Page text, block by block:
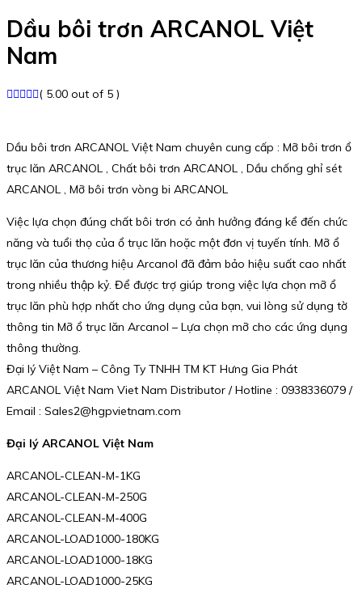
Dầu bôi trơn ARCANOL Việt
Nam
( 5.00 out of 5 )
Dầu bôi trơn ARCANOL Việt Nam chuyên cung cấp : Mỡ bôi trơn ổ
trục lăn ARCANOL , Chất bôi trơn ARCANOL , Dầu chống ghỉ sét
ARCANOL , Mỡ bôi trơn vòng bi ARCANOL
Việc lựa chọn đúng chất bôi trơn có ảnh hưởng đáng kể đến chức
năng và tuổi thọ của ổ trục lăn hoặc một đơn vị tuyến tính. Mỡ ổ
trục lăn của thương hiệu Arcanol đã đảm bảo hiệu suất cao nhất
trong nhiều thập kỷ. Để được trợ giúp trong việc lựa chọn mỡ ổ
trục lăn phù hợp nhất cho ứng dụng của bạn, vui lòng sử dụng tờ
thông tin Mỡ ổ trục lăn Arcanol – Lựa chọn mỡ cho các ứng dụng
thông thường.
Đại lý Việt Nam – Công Ty TNHH TM KT Hưng Gia Phát
ARCANOL Việt Nam Viet Nam Distributor / Hotline : 0938336079 /
Email : Sales2@hgpvietnam.com
Đại lý ARCANOL Việt Nam
ARCANOL-CLEAN-M-1KG
ARCANOL-CLEAN-M-250G
ARCANOL-CLEAN-M-400G
ARCANOL-LOAD1000-180KG
ARCANOL-LOAD1000-18KG
ARCANOL-LOAD1000-25KG